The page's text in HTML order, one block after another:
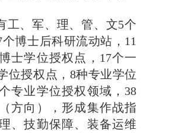
工、军、理、管、文5个
博士后科研流动站，11
士学位授权点，17个一
位授权点，8种专业学位
专业学位授权领域，38
方向），形成集作战指
、技勤保障、装备运维